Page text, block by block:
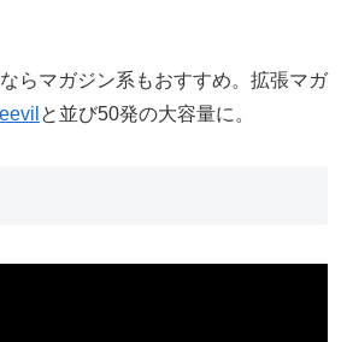
らマガジン系もおすすめ。拡張マガ
と並び50発の大容量に。